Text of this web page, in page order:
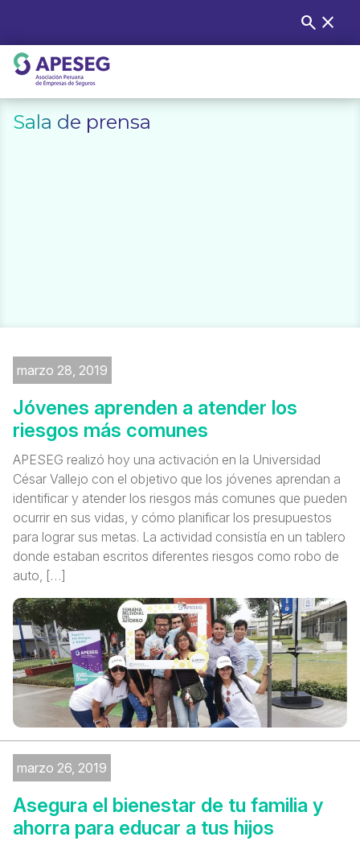
content
Buscar:
search close
APESEG
Sala de prensa
marzo 28, 2019
Jóvenes aprenden a atender los
riesgos más comunes
APESEG realizó hoy una activación en la Universidad
César Vallejo con el objetivo que los jóvenes aprendan a
identificar y atender los riesgos más comunes que pueden
ocurrir en sus vidas, y cómo planificar los presupuestos
para lograr sus metas. La actividad consistía en un tablero
donde estaban escritos diferentes riesgos como robo de
auto, […]
marzo 26, 2019
Asegura el bienestar de tu familia y
ahorra para educar a tus hijos